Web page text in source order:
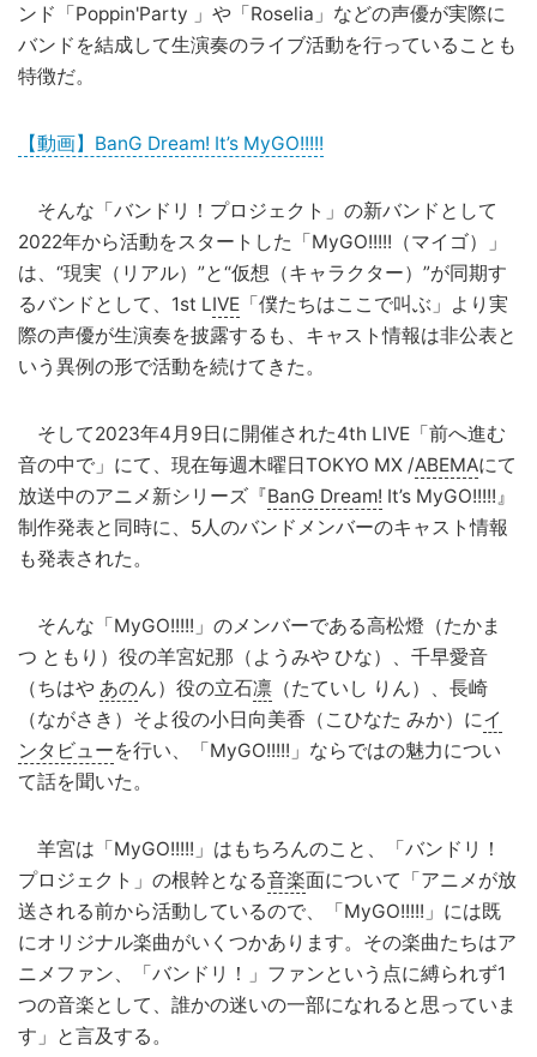
ンド「Poppin'Party 」や「Roselia」などの声優が実際に
バンドを結成して生演奏のライブ活動を行っていることも
特徴だ。
【動画】BanG Dream! It’s MyGO!!!!!
そんな「バンドリ！プロジェクト」の新バンドとして
2022年から活動をスタートした「MyGO!!!!!（マイゴ）」
は、“現実（リアル）”と“仮想（キャラクター）”が同期す
るバンドとして、1st LIVE 「僕たちはここで叫ぶ」より実
際の声優が生演奏を披露するも、キャスト情報は非公表と
いう異例の形で活動を続けてきた。
そして2023年4月9日に開催された4th LIVE「前へ進む
音の中で」にて、現在毎週木曜日TOKYO MX /ABEMAにて
放送中のアニメ新シリーズ『BanG Dream! It’s MyGO!!!!!』
制作発表と同時に、5人のバンドメンバーのキャスト情報
も発表された。
そんな「MyGO!!!!!」のメンバーである高松燈（たかま
つ ともり）役の羊宮妃那（ようみや ひな）、千早愛音
（ちはや あのん）役の立石凛 （たていし りん）、長崎
（ながさき）そよ役の小日向美香（こひなた みか）にイ
ンタビューを行い、「MyGO!!!!!」ならではの魅力につい
て話を聞いた。
羊宮は「MyGO!!!!!」はもちろんのこと、「バンドリ！
プロジェクト」の根幹となる音楽面について「アニメが放
送される前から活動しているので、「MyGO!!!!!」には既
にオリジナル楽曲がいくつかあります。その楽曲たちはア
ニメファン、「バンドリ！」ファンという点に縛られず1
つの音楽として、誰かの迷いの一部になれると思っていま
す」と言及する。